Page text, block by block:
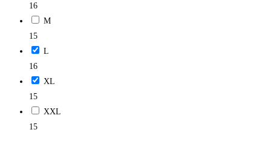
16
M
15
L
16
XL
15
XXL
15